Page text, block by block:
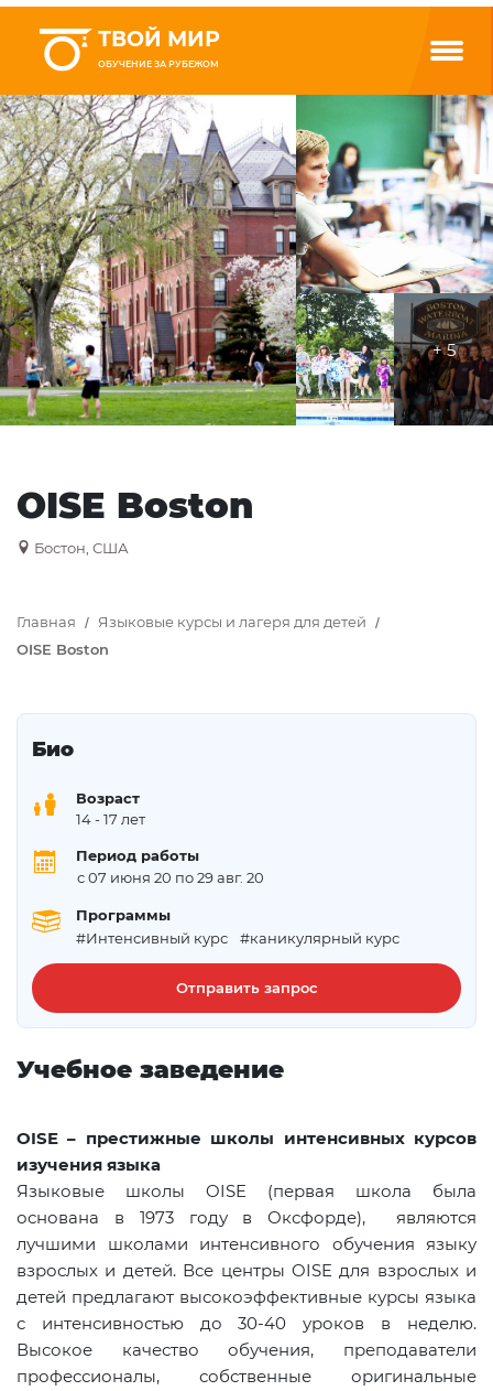
ТВОЙ МИР
ОБУЧЕНИЕ ЗА РУБЕЖОМ
+ 5
OISE Boston
Бостон, США
Главная
Языковые курсы и лагеря для детей
OISE Boston
Био
Возраст
14 - 17 лет
Период работы
с 07 июня 20 по 29 авг. 20
Программы
#Интенсивный курс
#каникулярный курс
Отправить запрос
Учебное заведение
OISE – престижные школы интенсивных курсов
изучения языка
Языковые школы OISE (первая школа была
основана в 1973 году в Оксфорде), являются
лучшими школами интенсивного обучения языку
взрослых и детей. Все центры OISEдля взрослых и
детей предлагают высокоэффективные курсы языка
с интенсивностью до 30-40 уроков в неделю.
Высокое качество обучения, преподаватели
профессионалы, собственные оригинальные